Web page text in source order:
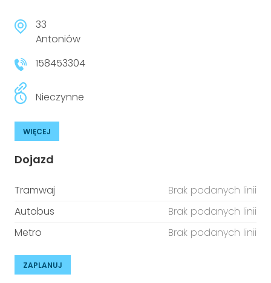
33
Antoniów
158453304
Nieczynne
WIĘCEJ
Dojazd
Tramwaj
Brak podanych linii
Autobus
Brak podanych linii
Metro
Brak podanych linii
ZAPLANUJ